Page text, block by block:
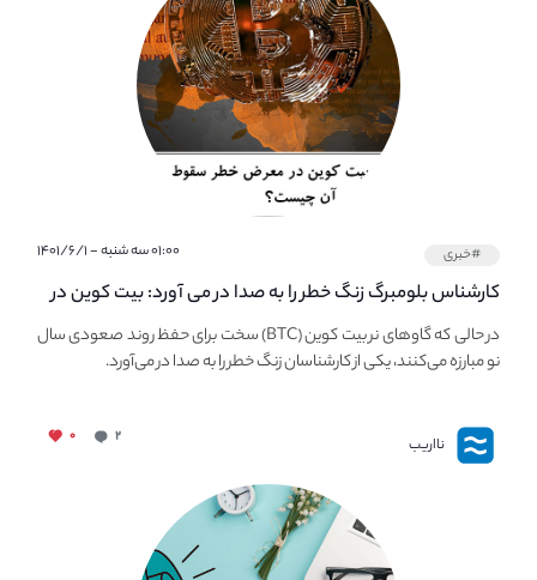
#خبری ۰۱:۰۰ سه شنبه - ۱۴۰۱/۶/۱
کارشناس بلومبرگ زنگ خطر را به صدا در می آورد: بیت کوین در
معرض خطر سقوط بزرگ است - دلیل آن چیست؟در حالی که گاوهای نر بیت کوین (BTC) سخت برای حفظ روند صعودی سال
نو مبارزه می‌کنند، یکی از کارشناسان زنگ خطر را به صدا در می‌آورد.
نااریب ۲ ۰